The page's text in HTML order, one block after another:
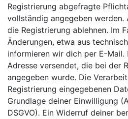
Registrierung abgefragte
vollständig angegeben
die Registrierung ablehnen. Im
Änderungen, etwa aus
informieren wir dich per E-
Adresse versendet, die bei der
angegeben wurde. Die
Registrierung eingegebenen
Grundlage deiner Einwilligung
DSGVO). Ein Widerruf deiner